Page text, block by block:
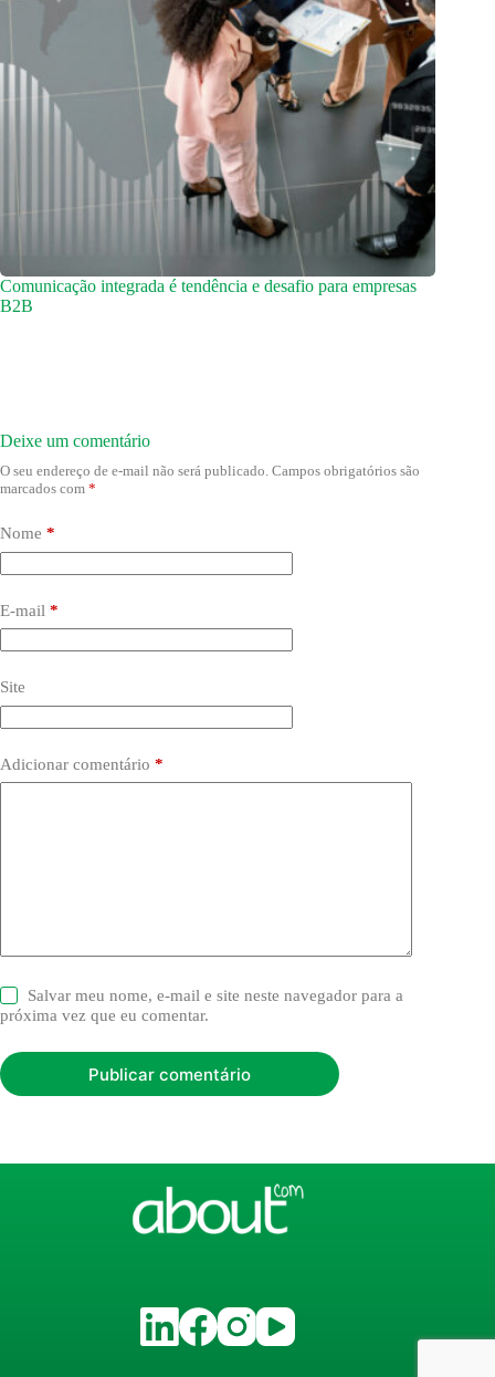
Comunicação integrada é tendência e desafio para empresas
B2B
Deixe um comentário
O seu endereço de e-mail não será publicado. Campos obrigatórios são
marcados com *
Nome *
E-mail *
Site
Adicionar comentário *
Salvar meu nome, e-mail e site neste navegador para a
próxima vez que eu comentar.
Publicar comentário